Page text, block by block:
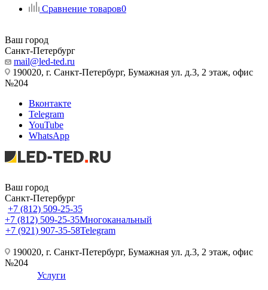
Сравнение товаров0
Ваш город
Санкт-Петербург
mail@led-ted.ru
190020, г. Санкт-Петербург, Бумажная ул. д.3, 2 этаж, офис
№204
Вконтакте
Telegram
YouTube
WhatsApp
Ваш город
Санкт-Петербург
+7 (812) 509-25-35
+7 (812) 509-25-35Многоканальный
+7 (921) 907-35-58Telegram
190020, г. Санкт-Петербург, Бумажная ул. д.3, 2 этаж, офис
№204
Услуги